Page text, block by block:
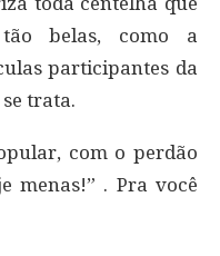
tão belas, como a
participantes da
trata.
com o perdão
menas!” . Pra você